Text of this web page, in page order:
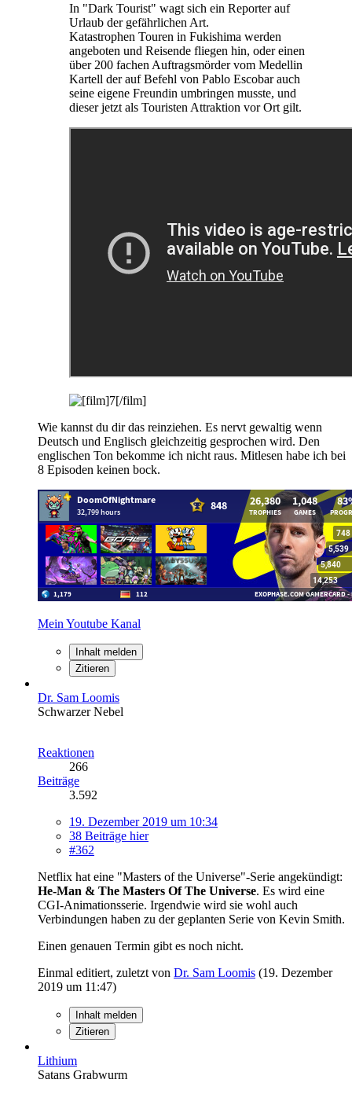
In "Dark Tourist" wagt sich ein Reporter auf
Urlaub der gefährlichen Art.
Katastrophen Touren in Fukishima werden
angeboten und Reisende fliegen hin, oder einen
über 200 fachen Auftragsmörder vom Medellin
Kartell der auf Befehl von Pablo Escobar auch
seine eigene Freundin umbringen musste, und
dieser jetzt als Touristen Attraktion vor Ort gilt.
Wie kannst du dir das reinziehen. Es nervt gewaltig wenn
Deutsch und Englisch gleichzeitig gesprochen wird. Den
englischen Ton bekomme ich nicht raus. Mitlesen habe ich bei
8 Episoden keinen bock.
Mein Youtube Kanal
Inhalt melden
Zitieren
Dr. Sam Loomis
Schwarzer Nebel
Reaktionen
266
Beiträge
3.592
19. Dezember 2019 um 10:34
38 Beiträge hier
#362
Netflix hat eine "Masters of the Universe"-Serie angekündigt:
He-Man & The Masters Of The Universe. Es wird eine
CGI-Animationsserie. Irgendwie wird sie wohl auch
Verbindungen haben zu der geplanten Serie von Kevin Smith.
Einen genauen Termin gibt es noch nicht.
Einmal editiert, zuletzt von Dr. Sam Loomis (19. Dezember
2019 um 11:47)
Inhalt melden
Zitieren
Lithium
Satans Grabwurm